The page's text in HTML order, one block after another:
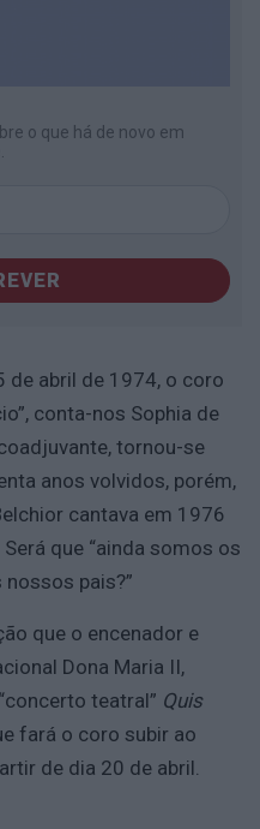
o que há de novo em
de abril de 1974, o coro
conta-nos Sophia de
tornou-se
anos volvidos, porém,
cantava em 1976
que “ainda somos os
pais?”
que o encenador e
Dona Maria II,
teatral” Quis
fará o coro subir ao
de dia 20 de abril.